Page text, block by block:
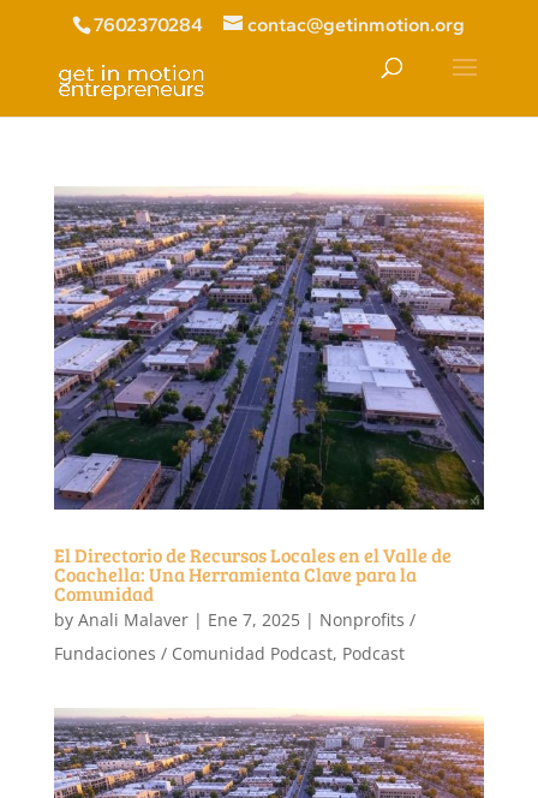
7602370284 contac@getinmotion.org
El Directorio de Recursos Locales en el Valle de
Coachella: Una Herramienta Clave para la
Comunidad
by Anali Malaver| Ene 7, 2025| Nonprofits /
Fundaciones / Comunidad Podcast, Podcast